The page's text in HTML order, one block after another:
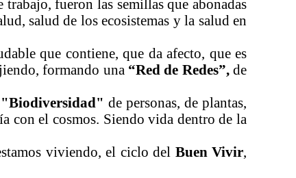
trabajo, fueron las semillas que abonadas
salud de los ecosistemas y la salud en
que contiene, que da afecto, que es
formando una “Red de Redes”,de
"Biodiversidad" de personas, de plantas,
con el cosmos. Siendo vida dentro de la
viviendo, el ciclo del Buen Vivir,